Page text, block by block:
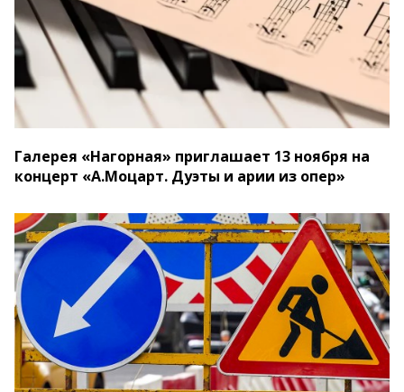
Галерея «Нагорная» приглашает 13 ноября на
концерт «А.Моцарт. Дуэты и арии из опер»